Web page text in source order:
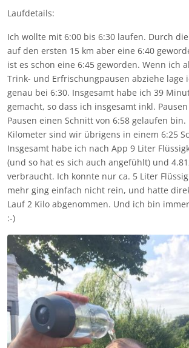
Laufdetails:
Ich wollte mit 6:00 bis 6:30 laufen. Durch
auf den ersten 15 km aber eine 6:40
ist es schon eine 6:45 geworden. Wenn ich
Trink- und Erfrischungpausen abziehe lage
genau bei 6:30. Insgesamt habe ich 39
gemacht, so dass ich insgesamt inkl.
Pausen einen Schnitt von 6:58 gelaufen
Kilometer sind wir übrigens in einem 6:25
Insgesamt habe ich nach App 9 Liter
(und so hat es sich auch angefühlt) und
verbraucht. Ich konnte nur ca. 5 Liter
mehr ging einfach nicht rein, und hatte
Lauf 2 Kilo abgenommen. Und ich bin
:-)